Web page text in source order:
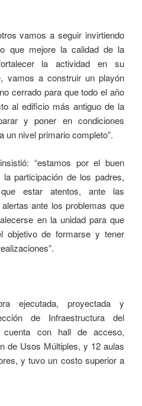
vamos a seguir invirtiendo
que mejore la calidad de la
la actividad en su
vamos a construir un playón
cerrado para que todo el año
al edificio más antiguo de la
y poner en condiciones
un nivel primario completo”.
“estamos por el buen
participación de los padres,
estar atentos, ante las
ante los problemas que
en la unidad para que
objetivo de formarse y tener
ejecutada, proyectada y
de Infraestructura del
cuenta con hall de acceso,
de Usos Múltiples, y 12 aulas
y tuvo un costo superior a